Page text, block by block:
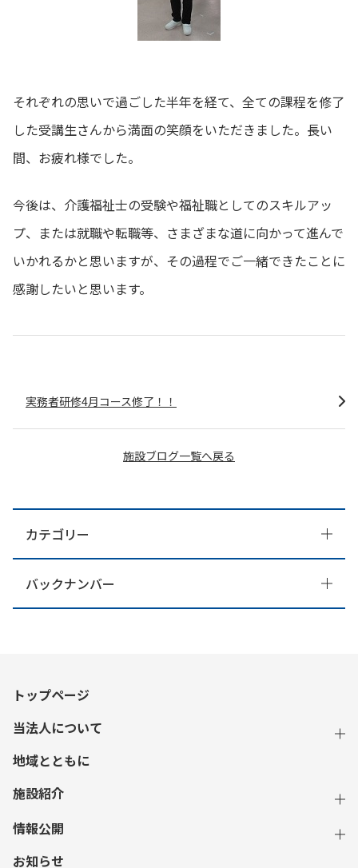
それぞれの思いで過ごした半年を経て、全ての課程を修了
した受講生さんから満面の笑顔をいただきました。長い
間、お疲れ様でした。
今後は、介護福祉士の受験や福祉職としてのスキルアッ
プ、または就職や転職等、さまざまな道に向かって進んで
いかれるかと思いますが、その過程でご一緒できたことに
感謝したいと思います。
施設ブログ一覧へ戻る
実務者研修4月コース修了！！
カテゴリー
バックナンバー
トップページ
当法人について
地域とともに
施設紹介
情報公開
お知らせ